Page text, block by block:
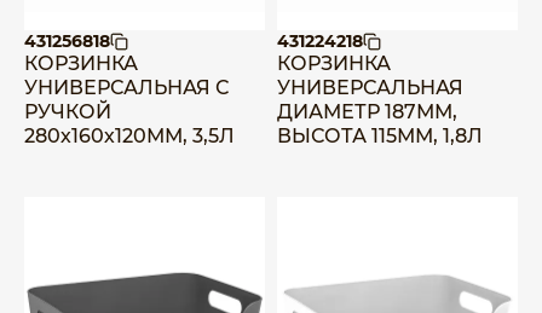
431256818
КОРЗИНКА
УНИВЕРСАЛЬНАЯ С
РУЧКОЙ
280х160х120ММ, 3,5Л
431224218
КОРЗИНКА
УНИВЕРСАЛЬНАЯ
ДИАМЕТР 187ММ,
ВЫСОТА 115ММ, 1,8Л